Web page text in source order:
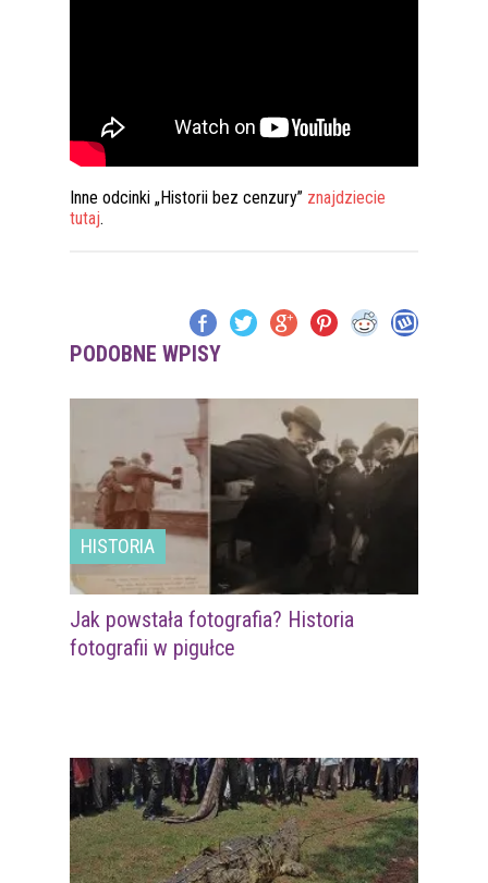
Inne odcinki „Historii bez cenzury” znajdziecie
tutaj.
PODOBNE WPISY
HISTORIA
Jak powstała fotografia? Historia
fotografii w pigułce